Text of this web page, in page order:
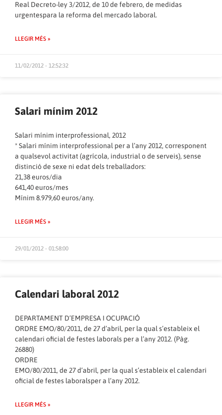
Real Decreto-ley 3/2012, de 10 de febrero, de medidas
urgentespara la reforma del mercado laboral.
LLEGIR MÉS »
11/02/2012 - 12:52:32
Salari mínim 2012
Salari mínim interprofessional, 2012
* Salari mínim interprofessional per a l’any 2012, corresponent
a qualsevol activitat (agrícola, industrial o de serveis), sense
distinció de sexe ni edat dels treballadors:
21,38 euros/dia
641,40 euros/mes
Mínim 8.979,60 euros/any.
LLEGIR MÉS »
29/01/2012 - 01:58:00
Calendari laboral 2012
DEPARTAMENT D’EMPRESA I OCUPACIÓ
ORDRE EMO/80/2011, de 27 d’abril, per la qual s’estableix el
calendari oficial de festes laborals per a l’any 2012. (Pàg.
26880)
ORDRE
EMO/80/2011, de 27 d’abril, per la qual s’estableix el calendari
oficial de festes laboralsper a l’any 2012.
LLEGIR MÉS »